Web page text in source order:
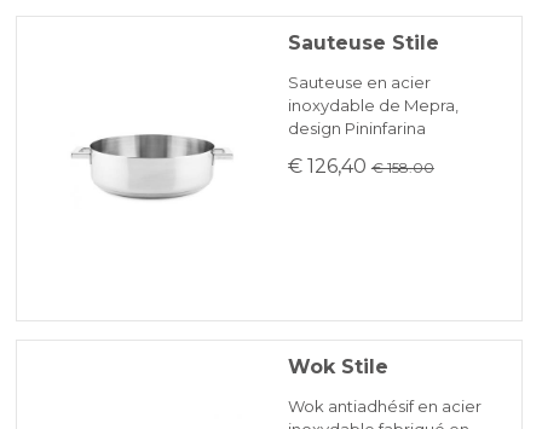
Sauteuse Stile
Sauteuse en acier
inoxydable de Mepra,
design Pininfarina
€ 126,40 € 158.00
Wok Stile
Wok antiadhésif en acier